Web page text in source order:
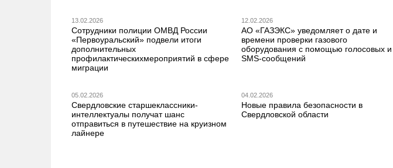
13.02.2026
Сотрудники полиции ОМВД России
«Первоуральский» подвели итоги
дополнительных
профилактическихмероприятий в сфере
миграции
12.02.2026
АО «ГАЗЭКС» уведомляет о дате и
времени проверки газового
оборудования с помощью голосовых и
SMS-сообщений
05.02.2026
Свердловские старшеклассники-
интеллектуалы получат шанс
отправиться в путешествие на круизном
лайнере
04.02.2026
Новые правила безопасности в
Свердловской области